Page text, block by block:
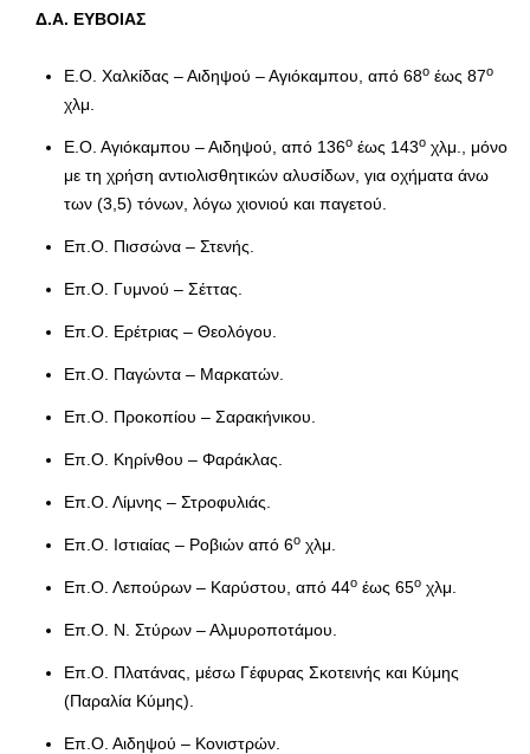
Δ.Α. ΕΥΒΟΙΑΣ
Ε.Ο. Χαλκίδας – Αιδηψού – Αγιόκαμπου, από 68ο έως 87ο
χλμ.
Ε.Ο. Αγιόκαμπου – Αιδηψού, από 136ο έως 143ο χλμ., μόνο
με τη χρήση αντιολισθητικών αλυσίδων, για οχήματα άνω
των (3,5) τόνων, λόγω χιονιού και παγετού.
Επ.Ο. Πισσώνα – Στενής.
Επ.Ο. Γυμνού – Σέττας.
Επ.Ο. Ερέτριας – Θεολόγου.
Επ.Ο. Παγώντα – Μαρκατών.
Επ.Ο. Προκοπίου – Σαρακήνικου.
Επ.Ο. Κηρίνθου – Φαράκλας.
Επ.Ο. Λίμνης – Στροφυλιάς.
Επ.Ο. Ιστιαίας – Ροβιών από 6ο χλμ.
Επ.Ο. Λεπούρων – Καρύστου, από 44ο έως 65ο χλμ.
Επ.Ο. Ν. Στύρων – Αλμυροποτάμου.
Επ.Ο. Πλατάνας, μέσω Γέφυρας Σκοτεινής και Κύμης
(Παραλία Κύμης).
Επ.Ο. Αιδηψού – Κονιστρών.